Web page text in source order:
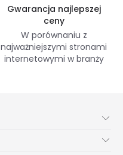
Gwarancja najlepszej
ceny
W porównaniu z
najważniejszymi stronami
internetowymi w branży